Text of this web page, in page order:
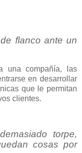
flanco ante un
una compañía, las
en desarrollar
que le permitan
clientes.
torpe,
cosas por